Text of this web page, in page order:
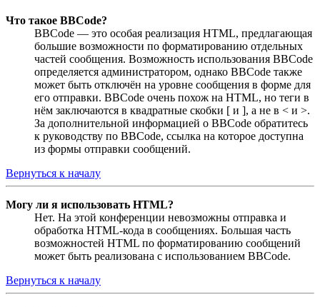
Что такое BBCode?
BBCode — это особая реализация HTML, предлагающая
большие возможности по форматированию отдельных
частей сообщения. Возможность использования BBCode
определяется администратором, однако BBCode также
может быть отключён на уровне сообщения в форме для
его отправки. BBCode очень похож на HTML, но теги в
нём заключаются в квадратные скобки [ и ], а не в < и >.
За дополнительной информацией о BBCode обратитесь
к руководству по BBCode, ссылка на которое доступна
из формы отправки сообщений.
Вернуться к началу
Могу ли я использовать HTML?
Нет. На этой конференции невозможны отправка и
обработка HTML-кода в сообщениях. Большая часть
возможностей HTML по форматированию сообщений
может быть реализована с использованием BBCode.
Вернуться к началу